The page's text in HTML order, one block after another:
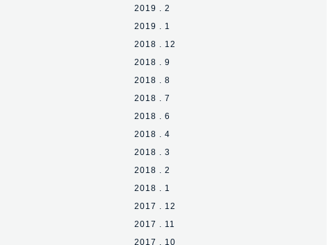
2019 . 2
2019 . 1
2018 . 12
2018 . 9
2018 . 8
2018 . 7
2018 . 6
2018 . 4
2018 . 3
2018 . 2
2018 . 1
2017 . 12
2017 . 11
2017 . 10